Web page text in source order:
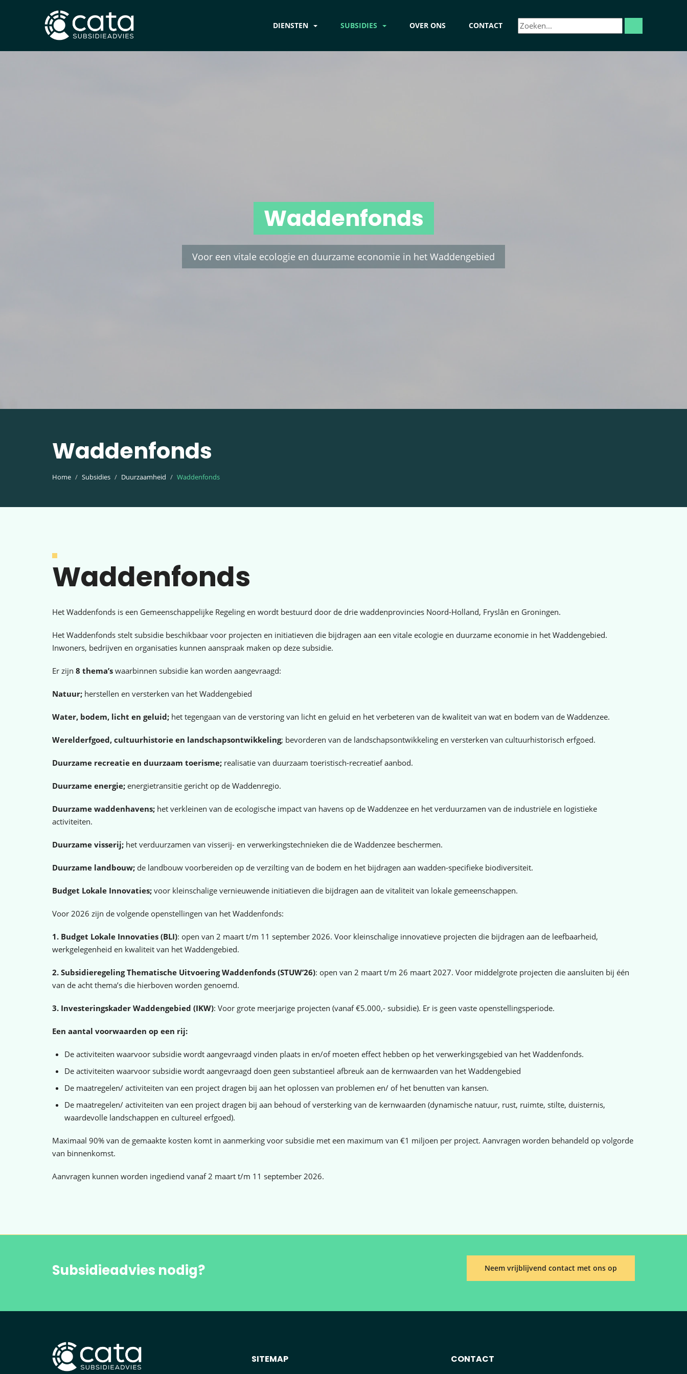
DIENSTEN SUBSIDIES OVER ONS CONTACT
Waddenfonds
Voor een vitale ecologie en duurzame economie in het Waddengebied
Waddenfonds
Home Subsidies Duurzaamheid Waddenfonds
Waddenfonds
Het Waddenfonds is een Gemeenschappelijke Regeling en wordt bestuurd door de drie waddenprovincies Noord-Holland, Fryslân en Groningen.
Het Waddenfonds stelt subsidie beschikbaar voor projecten en initiatieven die bijdragen aan een vitale ecologie en duurzame economie in het Waddengebied.
Inwoners, bedrijven en organisaties kunnen aanspraak maken op deze subsidie.
Er zijn 8 thema’s waarbinnen subsidie kan worden aangevraagd:
Natuur; herstellen en versterken van het Waddengebied
Water, bodem, licht en geluid; het tegengaan van de verstoring van licht en geluid en het verbeteren van de kwaliteit van wat en bodem van de Waddenzee.
Werelderfgoed, cultuurhistorie en landschapsontwikkeling; bevorderen van de landschapsontwikkeling en versterken van cultuurhistorisch erfgoed.
Duurzame recreatie en duurzaam toerisme; realisatie van duurzaam toeristisch-recreatief aanbod.
Duurzame energie; energietransitie gericht op de Waddenregio.
Duurzame waddenhavens; het verkleinen van de ecologische impact van havens op de Waddenzee en het verduurzamen van de industriële en logistieke
activiteiten.
Duurzame visserij; het verduurzamen van visserij- en verwerkingstechnieken die de Waddenzee beschermen.
Duurzame landbouw; de landbouw voorbereiden op de verzilting van de bodem en het bijdragen aan wadden-specifieke biodiversiteit.
Budget Lokale Innovaties; voor kleinschalige vernieuwende initiatieven die bijdragen aan de vitaliteit van lokale gemeenschappen.
Voor 2026 zijn de volgende openstellingen van het Waddenfonds:
1. Budget Lokale Innovaties (BLI): open van 2 maart t/m 11 september 2026. Voor kleinschalige innovatieve projecten die bijdragen aan de leefbaarheid,
werkgelegenheid en kwaliteit van het Waddengebied.
2. Subsidieregeling Thematische Uitvoering Waddenfonds (STUW’26): open van 2 maart t/m 26 maart 2027. Voor middelgrote projecten die aansluiten bij één
van de acht thema’s die hierboven worden genoemd.
3. Investeringskader Waddengebied (IKW): Voor grote meerjarige projecten (vanaf €5.000,- subsidie). Er is geen vaste openstellingsperiode.
Een aantal voorwaarden op een rij:
De activiteiten waarvoor subsidie wordt aangevraagd vinden plaats in en/of moeten effect hebben op het verwerkingsgebied van het Waddenfonds.
De activiteiten waarvoor subsidie wordt aangevraagd doen geen substantieel afbreuk aan de kernwaarden van het Waddengebied
De maatregelen/ activiteiten van een project dragen bij aan het oplossen van problemen en/ of het benutten van kansen.
De maatregelen/ activiteiten van een project dragen bij aan behoud of versterking van de kernwaarden (dynamische natuur, rust, ruimte, stilte, duisternis,
waardevolle landschappen en cultureel erfgoed).
Maximaal 90% van de gemaakte kosten komt in aanmerking voor subsidie met een maximum van €1 miljoen per project. Aanvragen worden behandeld op volgorde
van binnenkomst.
Aanvragen kunnen worden ingediend vanaf 2 maart t/m 11 september 2026.
Subsidieadvies nodig? Neem vrijblijvend contact met ons op
SITEMAP CONTACT